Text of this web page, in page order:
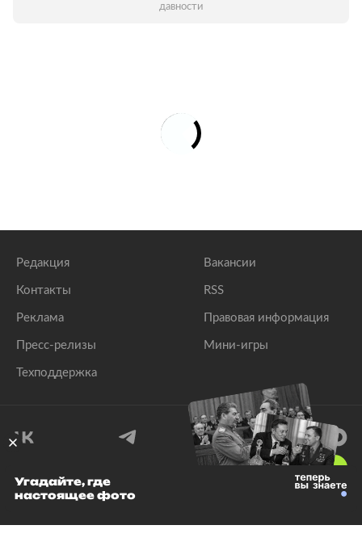
давности
Редакция
Контакты
Реклама
Пресс-релизы
Техподдержка
Вакансии
RSS
Правовая информация
Мини-игры
© 1999–2026 Все права защищены.
Угадайте, где
настоящее фото